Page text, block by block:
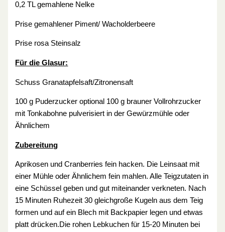
0,2 TL gemahlene Nelke
Prise gemahlener Piment/ Wacholderbeere
Prise rosa Steinsalz
Für die Glasur:
Schuss Granatapfelsaft/Zitronensaft
100 g Puderzucker optional 100 g brauner Vollrohrzucker
mit Tonkabohne pulverisiert in der Gewürzmühle oder
Ähnlichem
Zubereitung
Aprikosen und Cranberries fein hacken. Die Leinsaat mit
einer Mühle oder Ähnlichem fein mahlen. Alle Teigzutaten in
eine Schüssel geben und gut miteinander verkneten. Nach
15 Minuten Ruhezeit 30 gleichgroße Kugeln aus dem Teig
formen und auf ein Blech mit Backpapier legen und etwas
platt drücken.Die rohen Lebkuchen für 15-20 Minuten bei